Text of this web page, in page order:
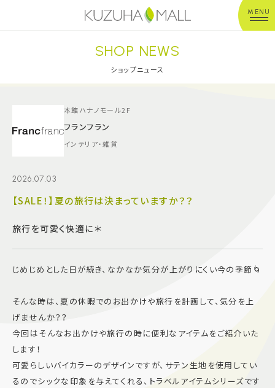
MENU
年中無休平 日：10:00~20:00
※店舗により異なる
ショップガイド
グルメ＆フード
アクセス＆駐車場
よくあるご質問
スタッフ募集
サイトマップ
プライバシーポリシー
SHOP NEWS
ショップニュース
本館ハナノモール2F
フランフラン
インテリア・雑貨
2026.07.03
【SALE！】夏の旅行は決まっていますか？？
旅行を可愛く快適に＊
じめじめとした日が続き、なかなか気分が上がりにくい今の季節🌀
そんな時は、夏の休暇でのお出かけや旅行を計画して、気分を上
げませんか？？
今回はそんなお出かけや旅行の時に便利なアイテムをご紹介いた
します！
可愛らしいバイカラーのデザインですが、サテン生地を使用してい
るのでシックな印象を与えてくれる、トラベルアイテムシリーズです